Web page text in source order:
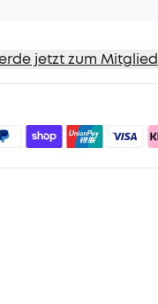
jetzt zum Mitglied
Mehr erfahren